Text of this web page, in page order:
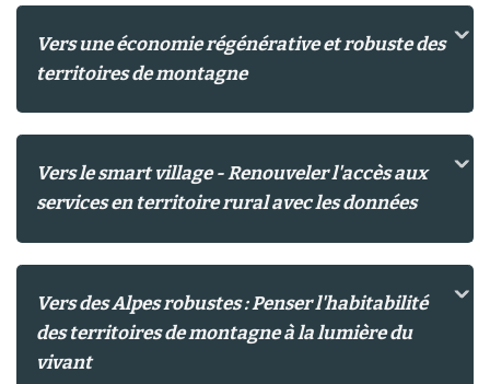
Vers une économie régénérative et robuste des
territoires de montagne
Vers le smart village - Renouveler l'accès aux
services en territoire rural avec les données
Vers des Alpes robustes : Penser l'habitabilité
des territoires de montagne à la lumière du
vivant